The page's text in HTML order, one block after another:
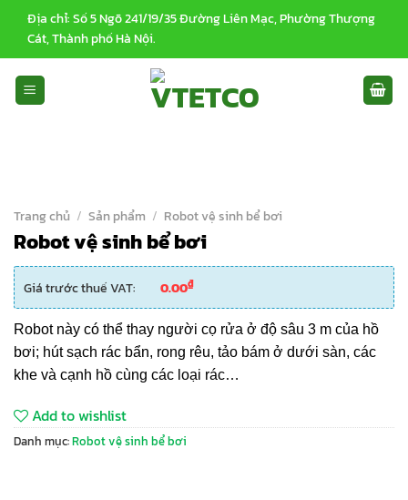
nội
dung
Địa chỉ: Số 5 Ngõ 241/19/35 Đường Liên Mạc, Phường Thượng
Cát, Thành phố Hà Nội.
Trang chủ / Sản phẩm / Robot vệ sinh bể bơi
Robot vệ sinh bể bơi
Giá trước thuế VAT: 0.00₫
Robot này có thể thay người cọ rửa ở độ sâu 3 m của hồ
bơi; hút sạch rác bẩn, rong rêu, tảo bám ở dưới sàn, các
khe và cạnh hồ cùng các loại rác…
Add to wishlist
Danh mục:Robot vệ sinh bể bơi